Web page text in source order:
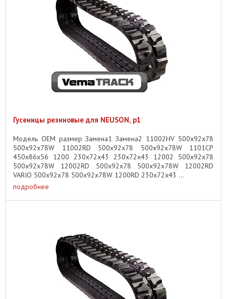
Гусеницы резиновые для NEUSON, p1
Модель OEM размер Замена1 Замена2 11002HV 500x92x78
500x92x78W 11002RD 500x92x78 500x92x78W 1101CP
450x86x56 1200 230x72x43 230x72x43 12002 500x92x78
500x92x78W 12002RD 500x92x78 500x92x78W 12002RD
VARIO 500x92x78 500x92x78W 1200RD 230x72x43 ...
подробнее